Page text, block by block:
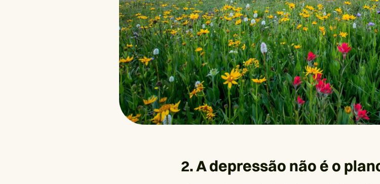
2. A depressão não é o